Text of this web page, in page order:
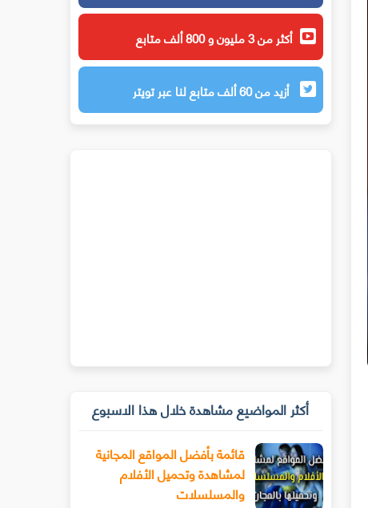
أكثر من 3 مليون و 800 ألف متابع
أزيد من 60 ألف متابع لنا عبر تويتر
أكثر المواضيع مشاهدة خلال هذا الاسبوع
قائمة بأفضل المواقع المجانية
لمشاهدة وتحميل الأفلام
والمسلسلات